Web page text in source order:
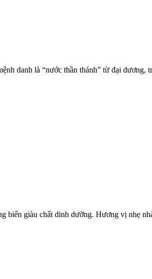
danh là “nước thần thánh” từ đại dương,
giàu chất dinh dưỡng. Hương vị nhẹ